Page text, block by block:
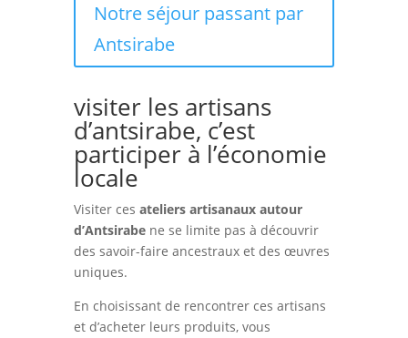
Notre séjour passant par
Antsirabe
visiter les artisans
d’antsirabe, c’est
participer à l’économie
locale
Visiter ces ateliers artisanaux autour
d’Antsirabene se limite pas à découvrir
des savoir-faire ancestraux et des œuvres
uniques.
En choisissant de rencontrer ces artisans
et d’acheter leurs produits, vous